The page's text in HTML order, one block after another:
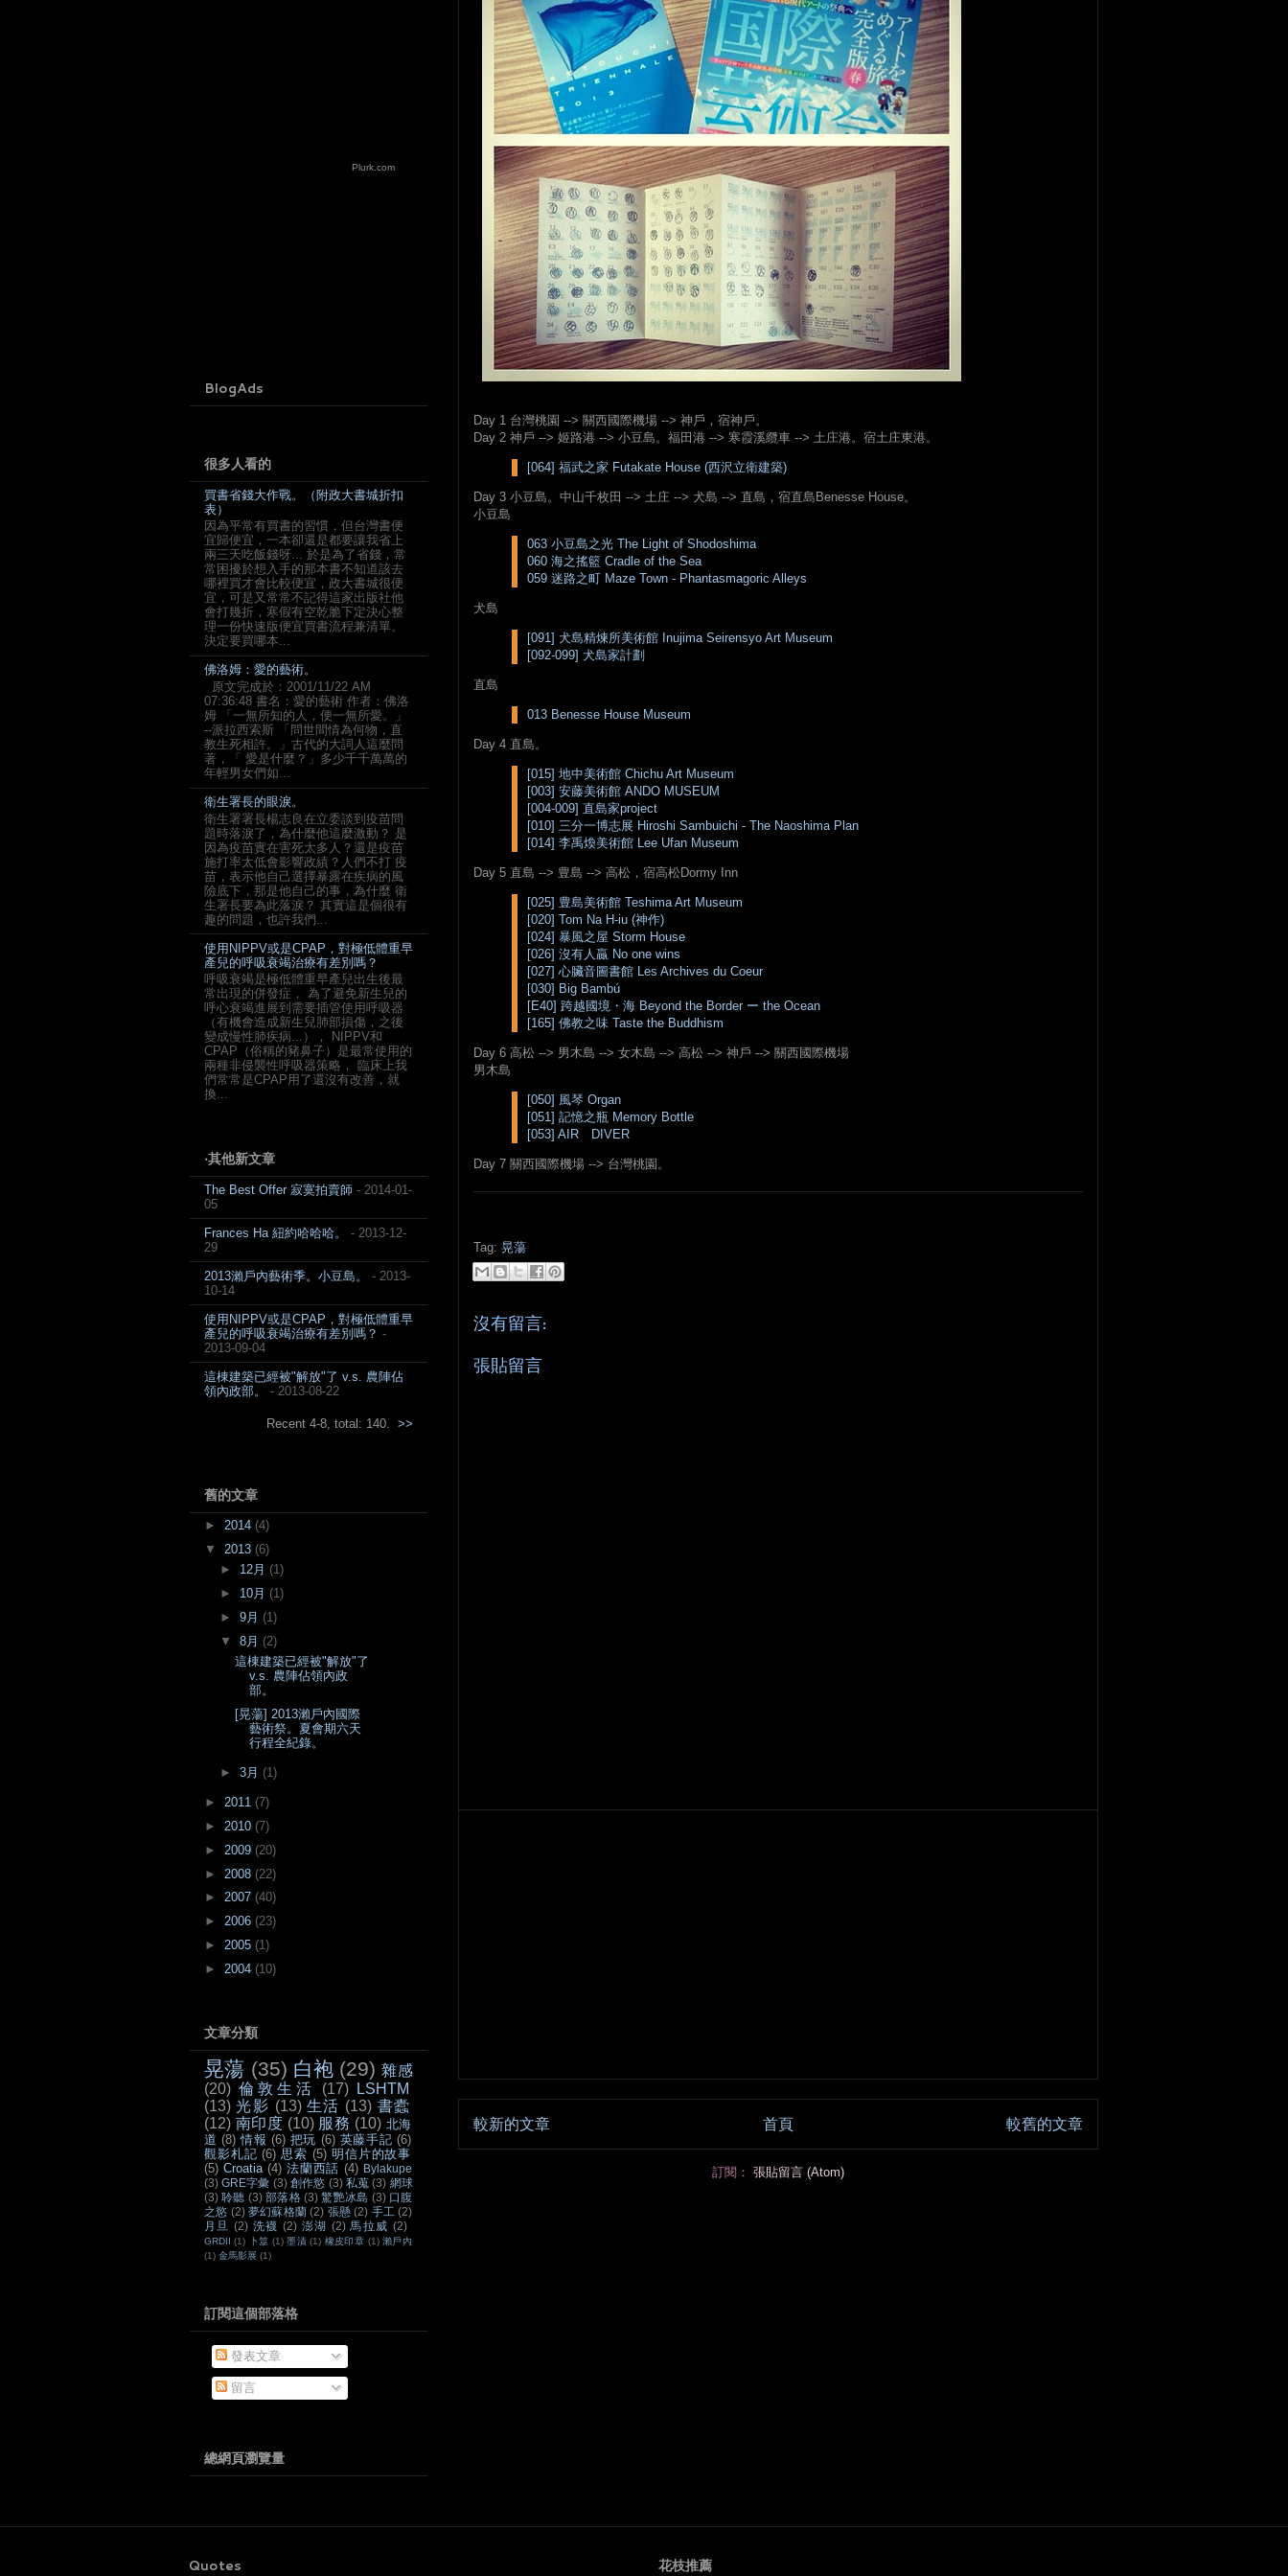
Day 1 台灣桃園 --> 關西國際機場 --> 神戶，宿神戶。
Day 2 神戶 --> 姬路港 --> 小豆島。福田港 --> 寒霞溪纜車 --> 土庄港。宿土庄東港。
[064] 福武之家 Futakate House (西沢立衛建築)
Day 3 小豆島。中山千枚田 --> 土庄 --> 犬島 --> 直島，宿直島Benesse House。
小豆島
063 小豆島之光 The Light of Shodoshima
060 海之搖籃 Cradle of the Sea
059 迷路之町 Maze Town - Phantasmagoric Alleys
犬島
[091] 犬島精煉所美術館 Inujima Seirensyo Art Museum
[092-099] 犬島家計劃
直島
013 Benesse House Museum
Day 4 直島。
[015] 地中美術館 Chichu Art Museum
[003] 安藤美術館 ANDO MUSEUM
[004-009] 直島家project
[010] 三分一博志展 Hiroshi Sambuichi - The Naoshima Plan
[014] 李禹煥美術館 Lee Ufan Museum
Day 5 直島 --> 豊島 --> 高松，宿高松Dormy Inn
[025] 豊島美術館 Teshima Art Museum
[020] Tom Na H-iu (神作)
[024] 暴風之屋 Storm House
[026] 沒有人贏 No one wins
[027] 心臟音圖書館 Les Archives du Coeur
[030] Big Bambú
[E40] 跨越國境・海 Beyond the Border ー the Ocean
[165] 佛教之味 Taste the Buddhism
Day 6 高松 --> 男木島 --> 女木島 --> 高松 --> 神戶 --> 關西國際機場
男木島
[050] 風琴 Organ
[051] 記憶之瓶 Memory Bottle
[053] AIR DIVER
Day 7 關西國際機場 --> 台灣桃園。
Tag: 晃蕩
沒有留言:
張貼留言
較新的文章 較舊的文章
首頁
訂閱： 張貼留言 (Atom)
Plurk.com
BlogAds
很多人看的
買書省錢大作戰。（附政大書城折扣
表）
因為平常有買書的習慣，但台灣書便
宜歸便宜，一本卻還是都要讓我省上
兩三天吃飯錢呀... 於是為了省錢，常
常困擾於想入手的那本書不知道該去
哪裡買才會比較便宜，政大書城很便
宜，可是又常常不記得這家出版社他
會打幾折，寒假有空乾脆下定決心整
理一份快速版便宜買書流程兼清單。
決定要買哪本...
佛洛姆：愛的藝術。
原文完成於：2001/11/22 AM
07:36:48 書名：愛的藝術 作者：佛洛
姆 「一無所知的人，便一無所愛。」
--派拉西索斯 「問世間情為何物，直
教生死相許。」古代的大詞人這麼問
著，「 愛是什麼？」多少千千萬萬的
年輕男女們如...
衛生署長的眼淚。
衛生署署長楊志良在立委談到疫苗問
題時落淚了，為什麼他這麼激動？ 是
因為疫苗實在害死太多人？還是疫苗
施打率太低會影響政績？人們不打 疫
苗，表示他自己選擇暴露在疾病的風
險底下，那是他自己的事，為什麼 衛
生署長要為此落淚？ 其實這是個很有
趣的問題，也許我們...
使用NIPPV或是CPAP，對極低體重早
產兒的呼吸衰竭治療有差別嗎？
呼吸衰竭是極低體重早產兒出生後最
常出現的併發症， 為了避免新生兒的
呼心衰竭進展到需要插管使用呼吸器
（有機會造成新生兒肺部損傷，之後
變成慢性肺疾病...）， NIPPV和
CPAP（俗稱的豬鼻子）是最常使用的
兩種非侵襲性呼吸器策略， 臨床上我
們常常是CPAP用了還沒有改善，就
換...
‧其他新文章
The Best Offer 寂寞拍賣師 - 2014-01-
05
Frances Ha 紐約哈哈哈。
- 2013-12-
29
2013瀨戶內藝術季。小豆島。
- 2013-
10-14
使用NIPPV或是CPAP，對極低體重早
產兒的呼吸衰竭治療有差別嗎？ -
2013-09-04
這棟建築已經被"解放"了 v.s. 農陣佔
領內政部。
- 2013-08-22
Recent 4-8, total: 140. >>
舊的文章
► 2014 (4)
▼
2013 (6)
► 12月 (1)
► 10月 (1)
► 9月 (1)
▼
8月 (2)
這棟建築已經被"解放"了
v.s. 農陣佔領內政
部。
[晃蕩] 2013瀨戶內國際
藝術祭。夏會期六天
行程全紀錄。
► 3月 (1)
► 2011 (7)
► 2010 (7)
► 2009 (20)
► 2008 (22)
► 2007 (40)
► 2006 (23)
► 2005 (1)
► 2004 (10)
文章分類
晃蕩 (35) 白袍 (29) 雜感
(20) 倫敦生活 (17)
LSHTM
(13) 光影 (13) 生活 (13) 書蠹
(12) 南印度 (10) 服務 (10) 北海
道 (8) 情報 (6) 把玩 (6) 英藤手記 (6)
觀影札記 (6) 思索 (5) 明信片的故事
(5) Croatia (4) 法蘭西話 (4) Bylakupe
(3) GRE字彙 (3) 創作慾 (3) 私蒐 (3) 網球
(3) 聆聽 (3) 部落格 (3) 驚艷冰島 (3) 口腹
之慾 (2) 夢幻蘇格蘭 (2) 張懸 (2) 手工 (2)
月旦
(2) 洗襪 (2) 澎湖 (2) 馬拉威 (2)
GRDII (1) 卜筮 (1) 墨漬 (1) 橡皮印章 (1) 瀨戶內
(1) 金馬影展 (1)
訂閱這個部落格
發表文章
留言
總網頁瀏覽量
Quotes 花枝推薦